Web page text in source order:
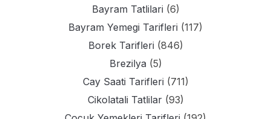
Bayram Tatlilari (6)
Bayram Yemegi Tarifleri (117)
Borek Tarifleri (846)
Brezilya (5)
Cay Saati Tarifleri (711)
Cikolatali Tatlilar(93)